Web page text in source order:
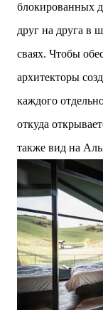
блокированных
друг на друга в
сваях. Чтобы
архитекторы
каждого
откуда
также вид на